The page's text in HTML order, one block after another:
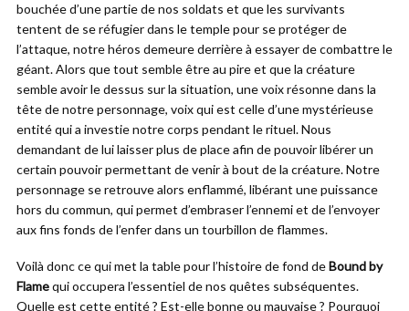
bouchée d’une partie de nos soldats et que les survivants
tentent de se réfugier dans le temple pour se protéger de
l’attaque, notre héros demeure derrière à essayer de combattre le
géant. Alors que tout semble être au pire et que la créature
semble avoir le dessus sur la situation, une voix résonne dans la
tête de notre personnage, voix qui est celle d’une mystérieuse
entité qui a investie notre corps pendant le rituel. Nous
demandant de lui laisser plus de place afin de pouvoir libérer un
certain pouvoir permettant de venir à bout de la créature. Notre
personnage se retrouve alors enflammé, libérant une puissance
hors du commun, qui permet d’embraser l’ennemi et de l’envoyer
aux fins fonds de l’enfer dans un tourbillon de flammes.
Voilà donc ce qui met la table pour l’histoire de fond deBound by
Flamequi occupera l’essentiel de nos quêtes subséquentes.
Quelle est cette entité ? Est-elle bonne ou mauvaise ? Pourquoi